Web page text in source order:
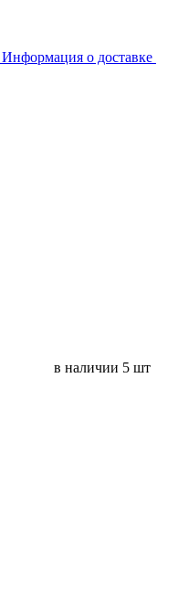
Информация о доставке
в наличии 5 шт